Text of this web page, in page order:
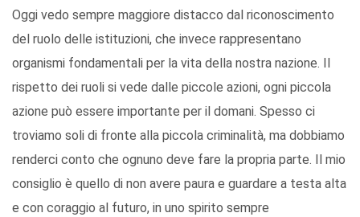
Oggi vedo sempre maggiore distacco dal riconoscimento
del ruolo delle istituzioni, che invece rappresentano
organismi fondamentali per la vita della nostra nazione. Il
rispetto dei ruoli si vede dalle piccole azioni, ogni piccola
azione può essere importante per il domani. Spesso ci
troviamo soli di fronte alla piccola criminalità, ma dobbiamo
renderci conto che ognuno deve fare la propria parte. Il mio
consiglio è quello di non avere paura e guardare a testa alta
e con coraggio al futuro, in uno spirito sempre